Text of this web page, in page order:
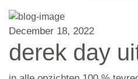
December 18, 2022
derek day